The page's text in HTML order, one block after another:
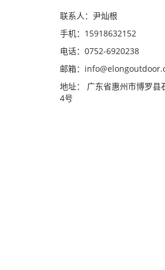
联系人：尹灿根
手机：15918632152
电话：0752-6920238
邮箱：
地址： 广东省惠州市博罗县
4号